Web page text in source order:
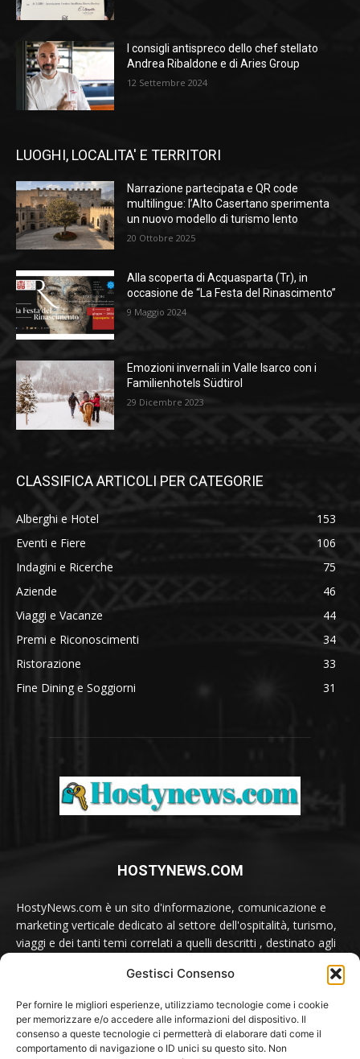
Gestisci Consenso
Per fornire le migliori esperienze, utilizziamo tecnologie come i cookie
per memorizzare e/o accedere alle informazioni del dispositivo. Il
consenso a queste tecnologie ci permetterà di elaborare dati come il
comportamento di navigazione o ID unici su questo sito. Non
I consigli antispreco dello chef stellato
Andrea Ribaldone e di Aries Group
12 Settembre 2024
LUOGHI, LOCALITA' E TERRITORI
Narrazione partecipata e QR code
multilingue: l’Alto Casertano sperimenta
un nuovo modello di turismo lento
20 Ottobre 2025
Alla scoperta di Acquasparta (Tr), in
occasione de “La Festa del Rinascimento”
9 Maggio 2024
Emozioni invernali in Valle Isarco con i
Familienhotels Südtirol
29 Dicembre 2023
CLASSIFICA ARTICOLI PER CATEGORIE
Alberghi e Hotel
153
Eventi e Fiere
106
Indagini e Ricerche
75
Aziende
46
Viaggi e Vacanze
44
Premi e Riconoscimenti
34
Ristorazione
33
Fine Dining e Soggiorni
31
HOSTYNEWS.COM
HostyNews.com è un sito d'informazione, comunicazione e
marketing verticale dedicato al settore dell'ospitalità, turismo,
viaggi e dei tanti temi correlati a quelli descritti , destinato agli